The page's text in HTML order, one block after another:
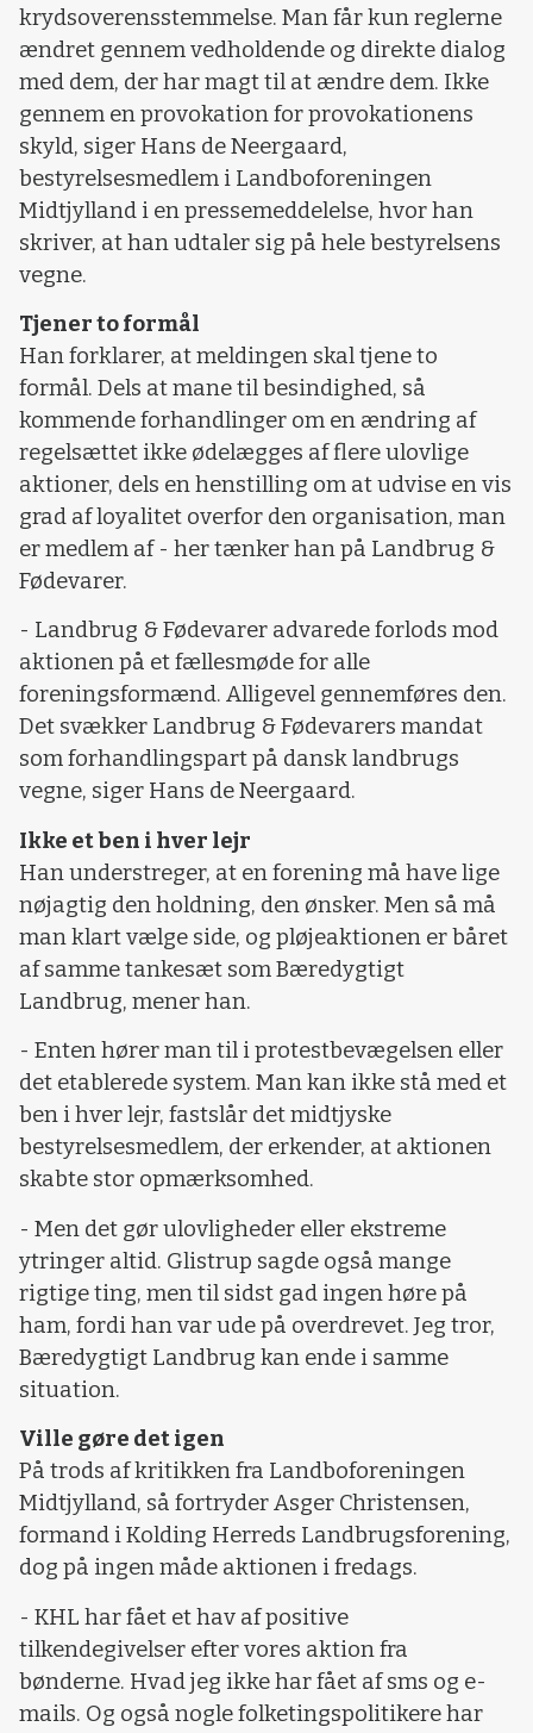
krydsoverensstemmelse. Man får kun reglerne
ændret gennem vedholdende og direkte dialog
med dem, der har magt til at ændre dem. Ikke
gennem en provokation for provokationens
skyld, siger Hans de Neergaard,
bestyrelsesmedlem i Landboforeningen
Midtjylland i en pressemeddelelse, hvor han
skriver, at han udtaler sig på hele bestyrelsens
vegne.
Tjener to formål
Han forklarer, at meldingen skal tjene to
formål. Dels at mane til besindighed, så
kommende forhandlinger om en ændring af
regelsættet ikke ødelægges af flere ulovlige
aktioner, dels en henstilling om at udvise en vis
grad af loyalitet overfor den organisation, man
er medlem af - her tænker han på Landbrug &
Fødevarer.
- Landbrug & Fødevarer advarede forlods mod
aktionen på et fællesmøde for alle
foreningsformænd. Alligevel gennemføres den.
Det svækker Landbrug & Fødevarers mandat
som forhandlingspart på dansk landbrugs
vegne, siger Hans de Neergaard.
Ikke et ben i hver lejr
Han understreger, at en forening må have lige
nøjagtig den holdning, den ønsker. Men så må
man klart vælge side, og pløjeaktionen er båret
af samme tankesæt som Bæredygtigt
Landbrug, mener han.
- Enten hører man til i protestbevægelsen eller
det etablerede system. Man kan ikke stå med et
ben i hver lejr, fastslår det midtjyske
bestyrelsesmedlem, der erkender, at aktionen
skabte stor opmærksomhed.
- Men det gør ulovligheder eller ekstreme
ytringer altid. Glistrup sagde også mange
rigtige ting, men til sidst gad ingen høre på
ham, fordi han var ude på overdrevet. Jeg tror,
Bæredygtigt Landbrug kan ende i samme
situation.
Ville gøre det igen
På trods af kritikken fra Landboforeningen
Midtjylland, så fortryder Asger Christensen,
formand i Kolding Herreds Landbrugsforening,
dog på ingen måde aktionen i fredags.
- KHL har fået et hav af positive
tilkendegivelser efter vores aktion fra
bønderne. Hvad jeg ikke har fået af sms og e-
mails. Og også nogle folketingspolitikere har